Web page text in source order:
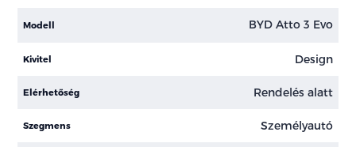
Modell BYD Atto 3 Evo
Kivitel Design
Elérhetőség Rendelés alatt
Szegmens Személyautó